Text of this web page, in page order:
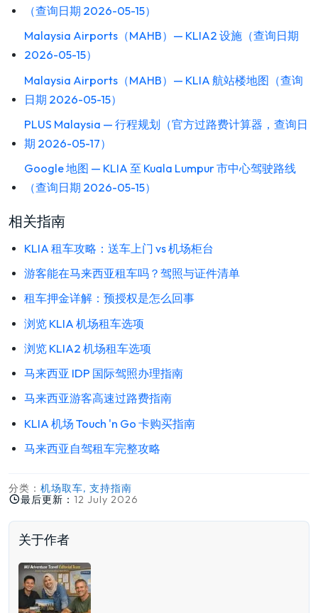
（查询日期 2026-05-15）
Malaysia Airports（MAHB）— KLIA2 设施（查询日期
2026-05-15）
Malaysia Airports（MAHB）— KLIA 航站楼地图（查询
日期 2026-05-15）
PLUS Malaysia — 行程规划（官方过路费计算器，查询日
期 2026-05-17）
Google 地图 — KLIA 至 Kuala Lumpur 市中心驾驶路线
（查询日期 2026-05-15）
相关指南
KLIA 租车攻略：送车上门 vs 机场柜台
游客能在马来西亚租车吗？驾照与证件清单
租车押金详解：预授权是怎么回事
浏览 KLIA 机场租车选项
浏览 KLIA2 机场租车选项
马来西亚 IDP 国际驾照办理指南
马来西亚游客高速过路费指南
KLIA 机场 Touch 'n Go 卡购买指南
马来西亚自驾租车完整攻略
分类： 机场取车, 支持指南
最后更新： 12 July 2026
关于作者